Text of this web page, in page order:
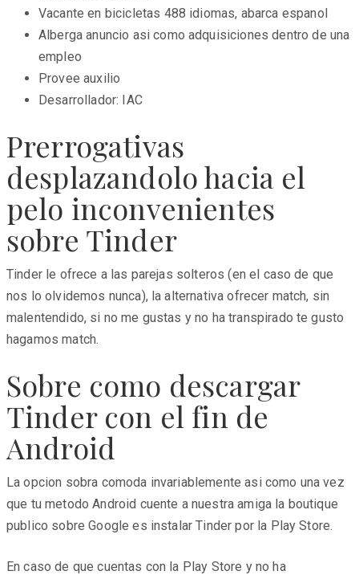
Vacante en bicicletas 488 idiomas, abarca espanol
Alberga anuncio asi­ como adquisiciones dentro de una
empleo
Provee auxilio
Desarrollador: IAC
Prerrogativas
desplazandolo hacia el
pelo inconvenientes
sobre Tinder
Tinder le ofrece a las parejas solteros (en el caso de que
nos lo olvidemos nunca), la alternativa ofrecer match, sin
malentendido, si no me gustas y no ha transpirado te gusto
hagamos match.
Sobre como descargar
Tinder con el fin de
Android
La opcion sobra comoda invariablemente asi­ como una vez
que tu metodo Android cuente a nuestra amiga la boutique
publico sobre Google es instalar Tinder por la Play Store.
En caso de que cuentas con la Play Store y no ha